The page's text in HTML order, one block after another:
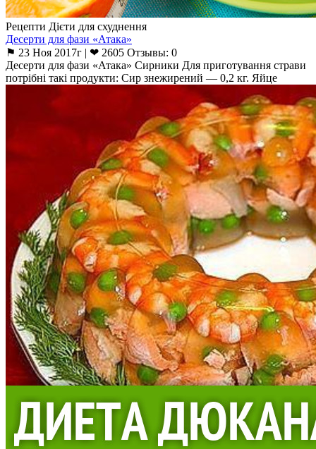
Рецепти Дієти для схуднення
Десерти для фази «Атака»
⚑ 23 Ноя 2017г | ❤ 2605 Отзывы: 0
Десерти для фази «Атака» Сирники Для приготування страви
потрібні такі продукти: Сир знежирений — 0,2 кг. Яйце